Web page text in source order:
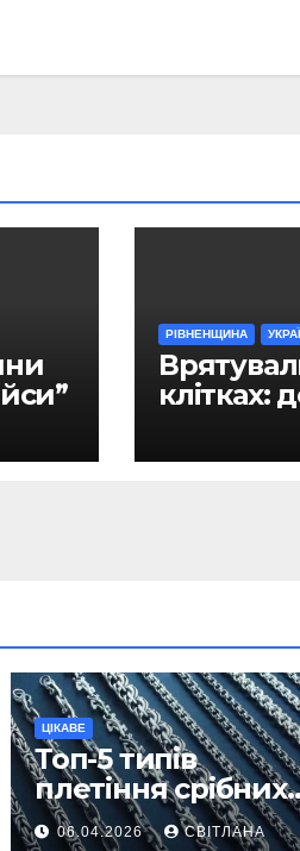
РІВНЕНЩИНА
клітках:
ЦІКАВЕ
Топ-5 типів
плетіння срібних
ланцюжків, які
06.04.2026 СВІТЛАНА